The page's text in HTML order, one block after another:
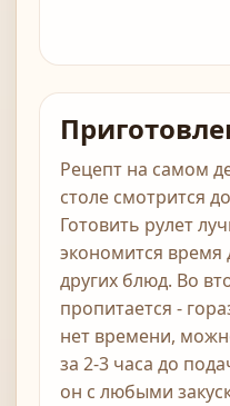
Рецепт на самом
столе смотрится
Готовить рулет
экономится время
других блюд. Во
пропитается -
нет времени,
за 2-3 часа до
он с любыми